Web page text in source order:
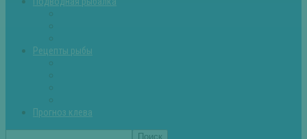
Рецепты рыбы
Прогноз клева